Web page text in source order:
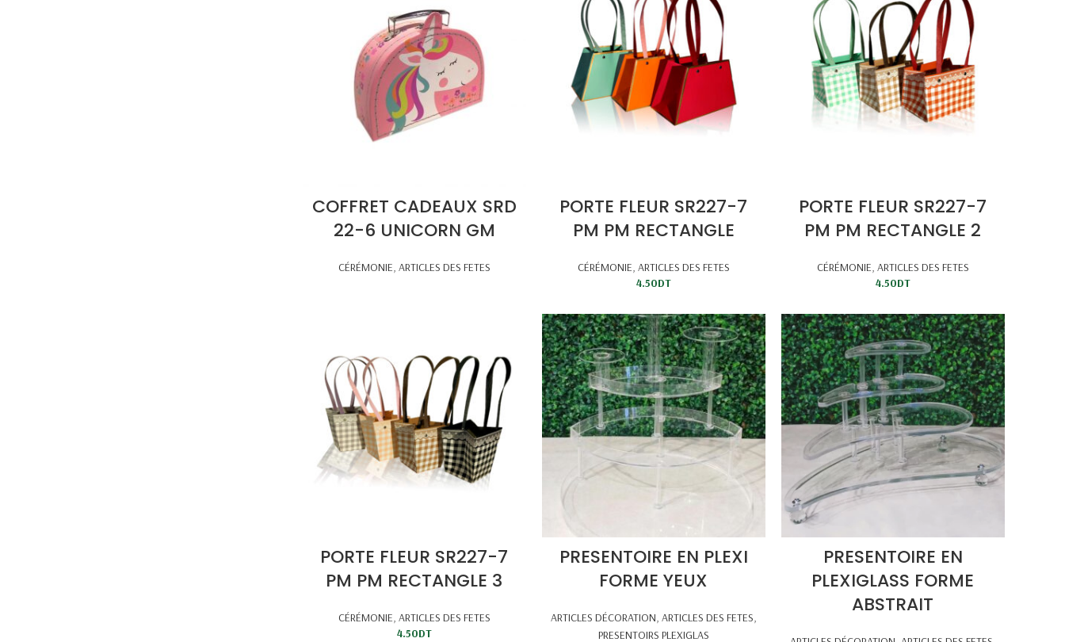
COFFRET CADEAUX SRD
22-6 UNICORN GM
CÉRÉMONIE, ARTICLES DES FETES
PORTE FLEUR SR227-7
PM PM RECTANGLE
CÉRÉMONIE, ARTICLES DES FETES
4.50DT
PORTE FLEUR SR227-7
PM PM RECTANGLE 2
CÉRÉMONIE, ARTICLES DES FETES
4.50DT
PORTE FLEUR SR227-7
PM PM RECTANGLE 3
CÉRÉMONIE, ARTICLES DES FETES
4.50DT
PRESENTOIRE EN PLEXI
FORME YEUX
ARTICLES DÉCORATION, ARTICLES DES FETES,
PRESENTOIRS PLEXIGLAS
PRESENTOIRE EN
PLEXIGLASS FORME
ABSTRAIT